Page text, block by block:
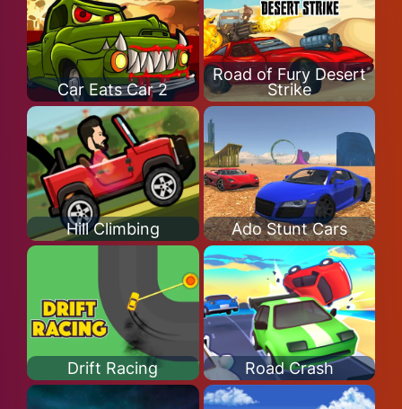
Car Eats Car 2
Road of Fury Desert
Strike
Hill Climbing Ado Stunt Cars
Drift Racing Road Crash